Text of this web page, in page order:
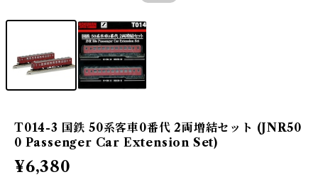
T014-3 国鉄 50系客車0番代 2両増結セット (JNR50
0 Passenger Car Extension Set)
¥6,380